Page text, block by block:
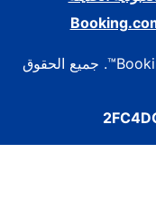
حقوق النشر © 1996–2026 Booking.com™. جميع الحقوق